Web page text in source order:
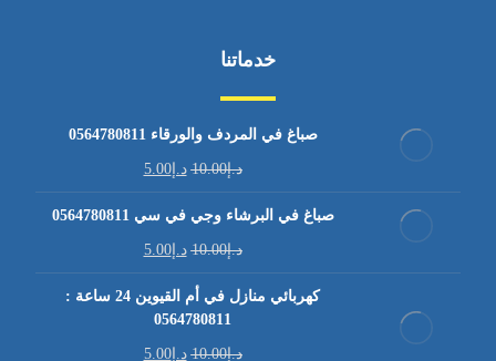
خدماتنا
صباغ في المردف والورقاء 0564780811
د.إ10.00 د.إ5.00
صباغ في البرشاء وجي في سي 0564780811
د.إ10.00 د.إ5.00
كهربائي منازل في أم القيوين 24 ساعة :
0564780811
د.إ10.00 د.إ5.00